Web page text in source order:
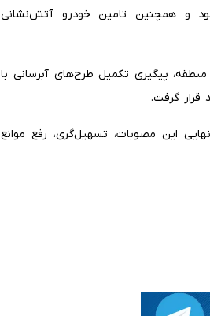
شود و همچنین تامین خودرو آتش‌نشانی
عمرانی منطقه، پیگیری تکمیل طرح‌های آبرسانی با
قرار گرفت.
این مصوبات، تسهیل‌گری، رفع موانع